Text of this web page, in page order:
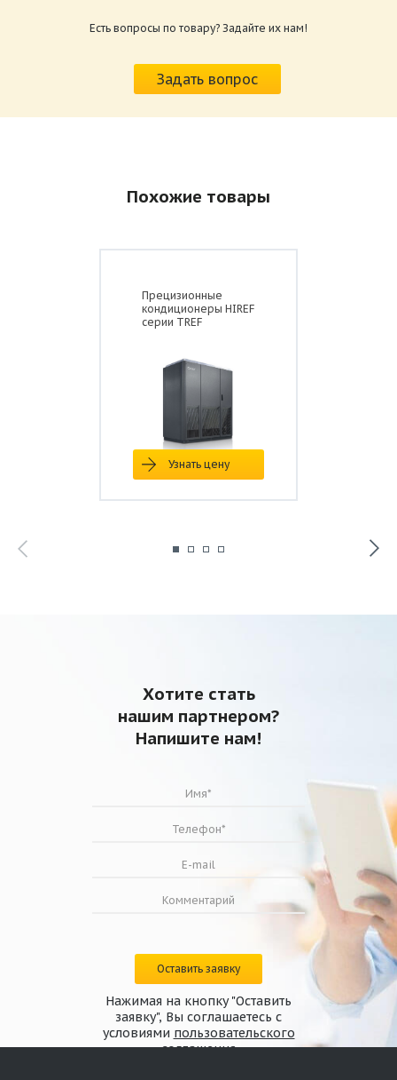
Есть вопросы по товару? Задайте их нам!
Задать вопрос
Похожие товары
Прецизионные
кондиционеры HIREF
серии TREF
Узнать цену
Хотите стать
нашим партнером?
Напишите нам!
Оставить заявку
Нажимая на кнопку "Оставить
заявку", Вы соглашаетесь с
условиями пользовательского
соглашения